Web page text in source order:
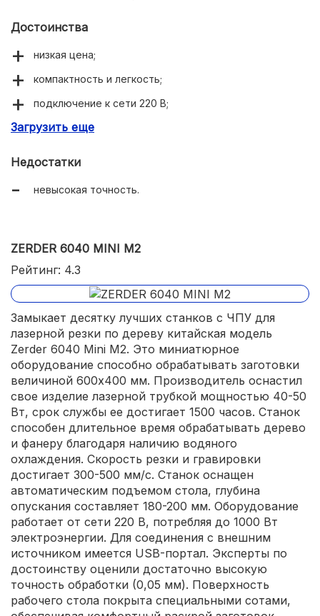
Достоинства
низкая цена;
компактность и легкость;
подключение к сети 220 В;
простое управление.
Загрузить еще
Недостатки
невысокая точность.
ZERDER 6040 MINI M2
Рейтинг: 4.3
Замыкает десятку лучших станков с ЧПУ для
лазерной резки по дереву китайская модель
Zerder 6040 Mini M2. Это миниатюрное
оборудование способно обрабатывать заготовки
величиной 600х400 мм. Производитель оснастил
свое изделие лазерной трубкой мощностью 40-50
Вт, срок службы ее достигает 1500 часов. Станок
способен длительное время обрабатывать дерево
и фанеру благодаря наличию водяного
охлаждения. Скорость резки и гравировки
достигает 300-500 мм/с. Станок оснащен
автоматическим подъемом стола, глубина
опускания составляет 180-200 мм. Оборудование
работает от сети 220 В, потребляя до 1000 Вт
электроэнергии. Для соединения с внешним
источником имеется USB-портал. Эксперты по
достоинству оценили достаточно высокую
точность обработки (0,05 мм). Поверхность
рабочего стола покрыта специальными сотами,